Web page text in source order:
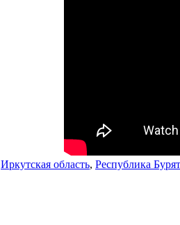
Иркутская область, Республика